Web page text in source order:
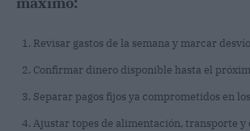
Revisar gastos de la semana y marcar
Confirmar dinero disponible hasta el
Separar pagos fijos ya comprometidos en
Ajustar topes de alimentación, transporte y